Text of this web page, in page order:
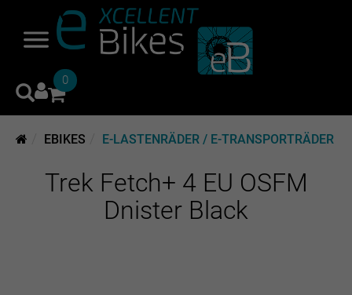
0
EBIKES E-LASTENRÄDER / E-TRANSPORTRÄDER
Trek Fetch+ 4 EU OSFM
Dnister Black